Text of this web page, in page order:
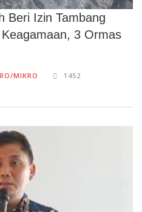
Beri Izin Tambang
3 Ormas
MIKRO 1452